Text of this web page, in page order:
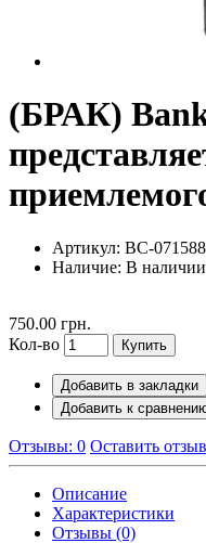
(БРАК)
Артикул: BC-071588
Наличие: В наличии
750.00 грн.
Кол-во
Купить
Добавить в закладки
Добавить к
Отзывы: 0 Оставить отзыв
Описание
Характеристики
Отзывы (0)